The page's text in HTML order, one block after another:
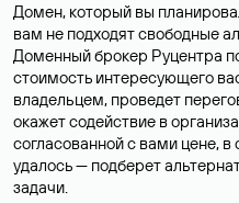
Домен, который вы
вам не подходят свободные
Доменный брокер Руцентра
стоимость интересующего
владельцем, проведет
окажет содействие в
согласованной с вами цене, в
удалось — подберет
задачи.